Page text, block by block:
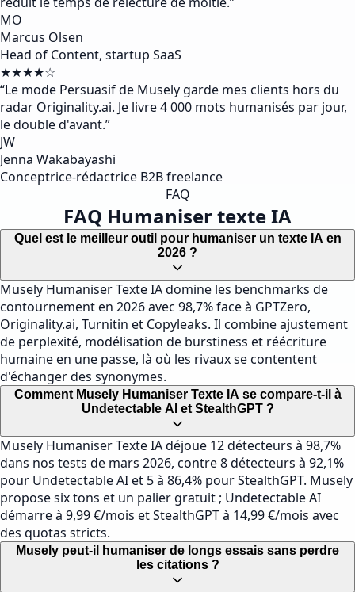
MO
Marcus Olsen
Head of Content, startup SaaS
★★★★☆
“Le mode Persuasif de Musely garde mes clients hors du
radar Originality.ai. Je livre 4 000 mots humanisés par jour,
le double d'avant.”
JW
Jenna Wakabayashi
Conceptrice-rédactrice B2B freelance
FAQ
FAQ Humaniser texte IA
Quel est le meilleur outil pour humaniser un texte IA en
2026 ?
Musely Humaniser Texte IA domine les benchmarks de
contournement en 2026 avec 98,7% face à GPTZero,
Originality.ai, Turnitin et Copyleaks. Il combine ajustement
de perplexité, modélisation de burstiness et réécriture
humaine en une passe, là où les rivaux se contentent
d'échanger des synonymes.
Comment Musely Humaniser Texte IA se compare-t-il à
Undetectable AI et StealthGPT ?
Musely Humaniser Texte IA déjoue 12 détecteurs à 98,7%
dans nos tests de mars 2026, contre 8 détecteurs à 92,1%
pour Undetectable AI et 5 à 86,4% pour StealthGPT. Musely
propose six tons et un palier gratuit ; Undetectable AI
démarre à 9,99 €/mois et StealthGPT à 14,99 €/mois avec
des quotas stricts.
Musely peut-il humaniser de longs essais sans perdre
les citations ?